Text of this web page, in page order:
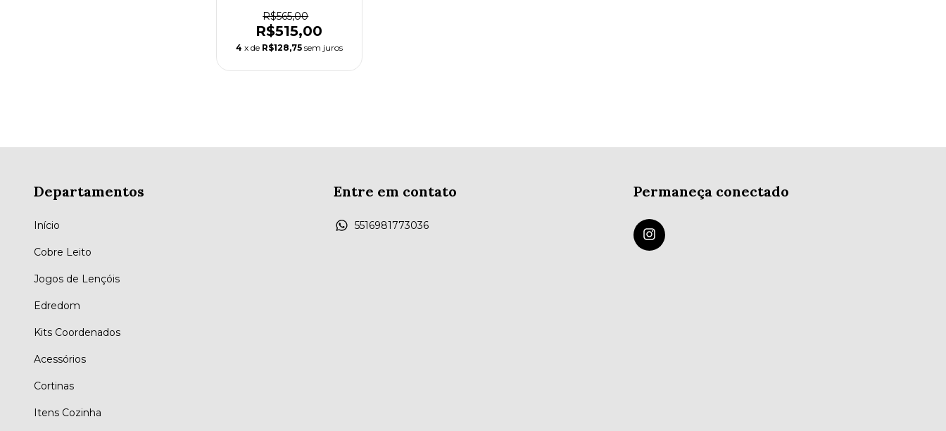
R$565,00
R$515,00
4 x de R$128,75 sem juros
Departamentos
Início
Cobre Leito
Jogos de Lençóis
Edredom
Kits Coordenados
Acessórios
Cortinas
Itens Cozinha
Entre em contato
5516981773036
Permaneça conectado